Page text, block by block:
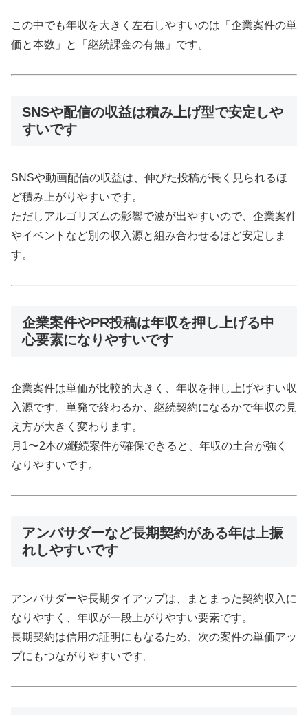
この中でも年収を大きく左右しやすいのは「企業案件の単
価と本数」と「継続課金の有無」です。
SNSや配信の収益は積み上げ型で安定しや
すいです
SNSや動画配信の収益は、伸びた投稿が長く見られるほ
ど積み上がりやすいです。
ただしアルゴリズムの影響で波が出やすいので、企業案件
やイベントなど別の収入源と組み合わせるほど安定しま
す。
企業案件やPR投稿は年収を押し上げる中
心要素になりやすいです
企業案件は単価が比較的大きく、年収を押し上げやすい収
入源です。単発で終わるか、継続契約になるかで年収の見
え方が大きく変わります。
月1〜2本の継続案件が確保できると、年収の土台が強く
なりやすいです。
アンバサダーなど長期契約がある年は上振
れしやすいです
アンバサダーや長期タイアップは、まとまった契約収入に
なりやすく、年収が一段上がりやすい要素です。
長期契約は信用の証明にもなるため、次の案件の単価アッ
プにもつながりやすいです。